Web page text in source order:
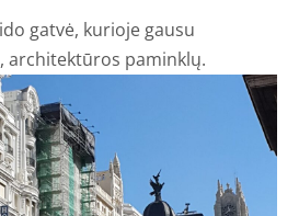
gatvė, kurioje gausu
architektūros paminklų.